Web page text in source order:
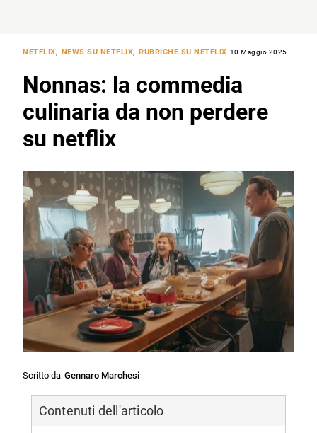
NETFLIX, NEWS SU NETFLIX, RUBRICHE SU NETFLIX 10 Maggio 2025
Nonnas: la commedia
culinaria da non perdere
su netflix
Scritto da Gennaro Marchesi
Contenuti dell'articolo